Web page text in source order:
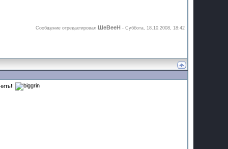
Сообщение отредактировал ШеВееН -Суббота, 18.10.2008, 18:42